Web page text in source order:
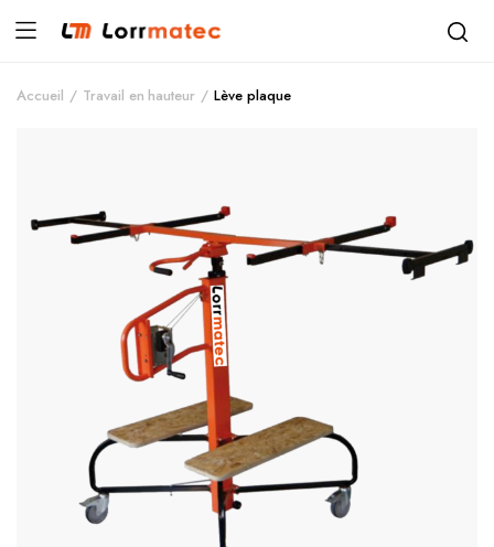
Accueil Travail en hauteur Lève plaque